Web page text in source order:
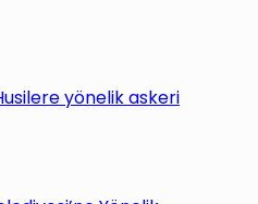
yönelik askeri